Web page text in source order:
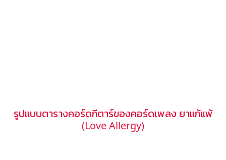
รูปแบบตารางคอร์ดกีตาร์ของคอร์ดเพลง ยาแก้แพ้
(Love Allergy)